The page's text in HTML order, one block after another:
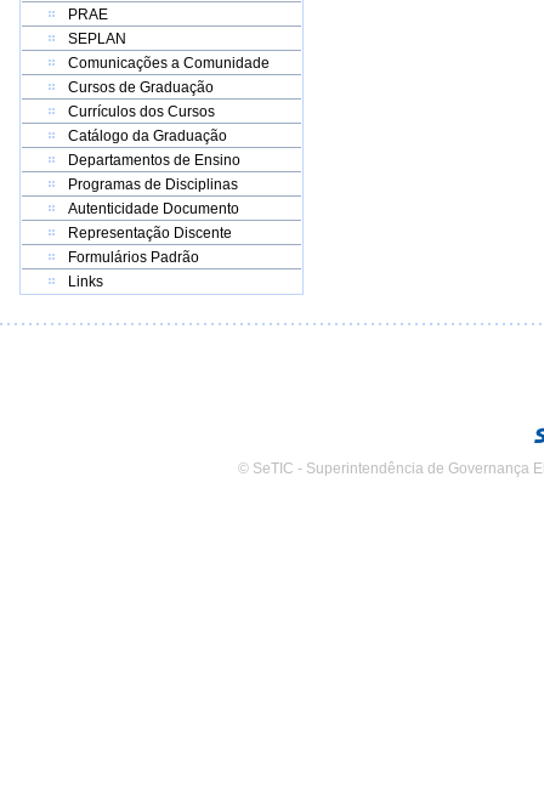
PRAE
SEPLAN
Comunicações a Comunidade
Cursos de Graduação
Currículos dos Cursos
Catálogo da Graduação
Departamentos de Ensino
Programas de Disciplinas
Autenticidade Documento
Representação Discente
Formulários Padrão
Links
© SeTIC - Superintendência de Governança